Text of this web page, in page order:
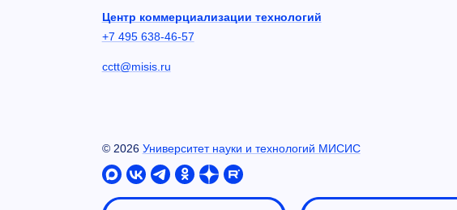
Центр коммерциализации технологий
+7 495 638-46-57
cctt@misis.ru
© 2026 Университет науки и технологий МИСИС